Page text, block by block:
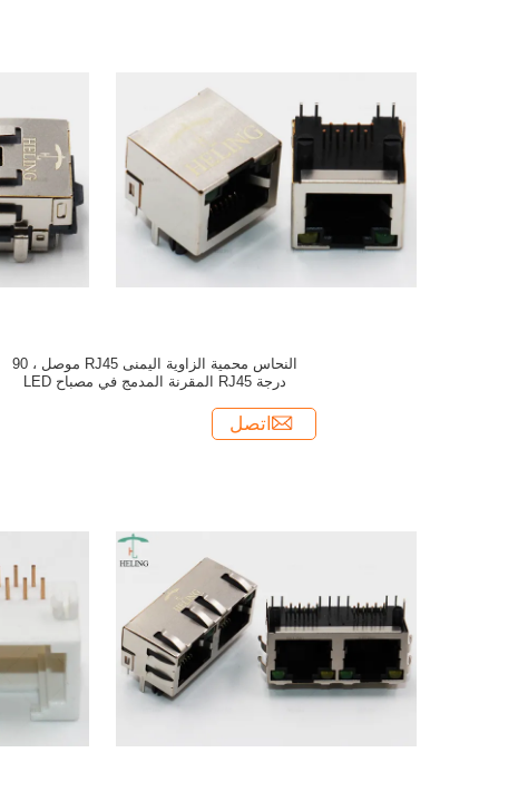
النحاس محمية الزاوية اليمنى RJ45 موصل ، 90
درجة RJ45 المقرنة المدمج في مصباح LED
اتصل